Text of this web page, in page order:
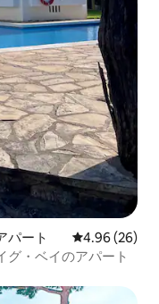
パート レビュー26
4.96 (26)
グ・ベイのアパート